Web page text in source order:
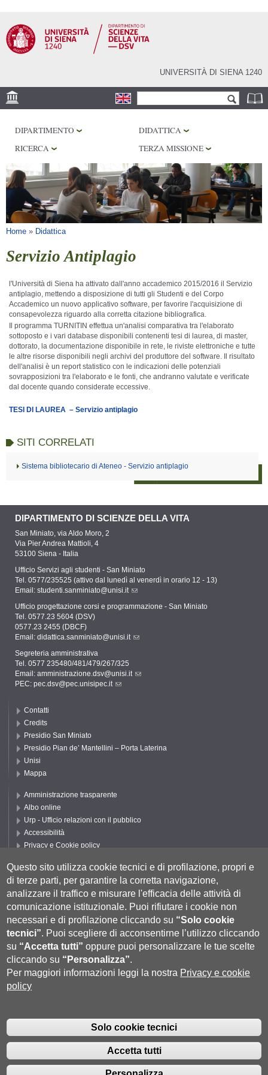
contenuto
principale
UNIVERSITÀ DI SIENA 1240
Form di ricerca
CORE FACILITIES
BIBLIOTECHE
SERVIZI
DIPARTIMENTO
DIDATTICA
RICERCA
TERZA MISSIONE
Tu sei qui
Home » Didattica
Servizio Antiplagio
l'Università di Siena ha attivato dall'anno accademico 2015/2016 il Servizio
antiplagio, mettendo a disposizione di tutti gli Studenti e del Corpo
Accademico un nuovo applicativo software, per favorire l'acquisizione di
consapevolezza riguardo alla corretta citazione bibliografica.
Il programma TURNITIN effettua un'analisi comparativa tra l'elaborato
sottoposto e i vari database disponibili contenenti tesi di laurea, di master,
dottorato, la documentazione disponibile in rete, le riviste elettroniche e tutte
le altre risorse disponibili negli archivi del produttore del software. Il risultato
dell'analisi è un report statistico con le indicazioni delle potenziali
sovrapposizioni tra l'elaborato e le fonti, che andranno valutate e verificate
dal docente quando considerate eccessive.
TESI DI LAUREA – Servizio antiplagio
SITI CORRELATI
Sistema bibliotecario di Ateneo - Servizio antiplagio
DIPARTIMENTO DI SCIENZE DELLA VITA
San Miniato, via Aldo Moro, 2
Via Pier Andrea Mattioli, 4
53100 Siena - Italia
Ufficio Servizi agli studenti - San Miniato
Tel. 0577/235525 (attivo dal lunedì al venerdì in orario 12 - 13)
Email: studenti.sanminiato@unisi.it
Ufficio progettazione corsi e programmazione - San Miniato
Tel. 0577.23 5604 (DSV)
0577.23 2455 (DBCF)
Email: didattica.sanminiato@unisi.it
Segreteria amministrativa
Tel. 0577 235480/481/479/267/325
Email: amministrazione.dsv@unisi.it
PEC: pec.dsv@pec.unisipec.it
Contatti
Credits
Presidio San Miniato
Presidio Pian de’ Mantellini – Porta Laterina
Unisi
Mappa
Amministrazione trasparente
Albo online
Urp - Ufficio relazioni con il pubblico
Accessibilità
Privacy e Cookie policy
Segui UNISI
P.IVA 00273530527 | C.F. 80002070524 |Coordinate bancarie|Caselle
Pec: Posta Elettronica Certificata|Fatturazione Elettronica
- URP - Ufficio Relazioni con il Pubblico Tel.
0577 235555 (dal lunedì al venerdì dalle 9.30 alle 10.30)
Questo sito utilizza cookie tecnici e di profilazione, propri e
di terze parti, per garantire la corretta navigazione,
analizzare il traffico e misurare l'efficacia delle attività di
comunicazione istituzionale. Puoi rifiutare i cookie non
necessari e di profilazione cliccando su “Solo cookie
tecnici”. Puoi scegliere di acconsentirne l’utilizzo cliccando
su “Accetta tutti” oppure puoi personalizzare le tue scelte
cliccando su “Personalizza”.
Per maggiori informazioni leggi la nostra Privacy e cookie
policy
Solo cookie tecnici
Accetta tutti